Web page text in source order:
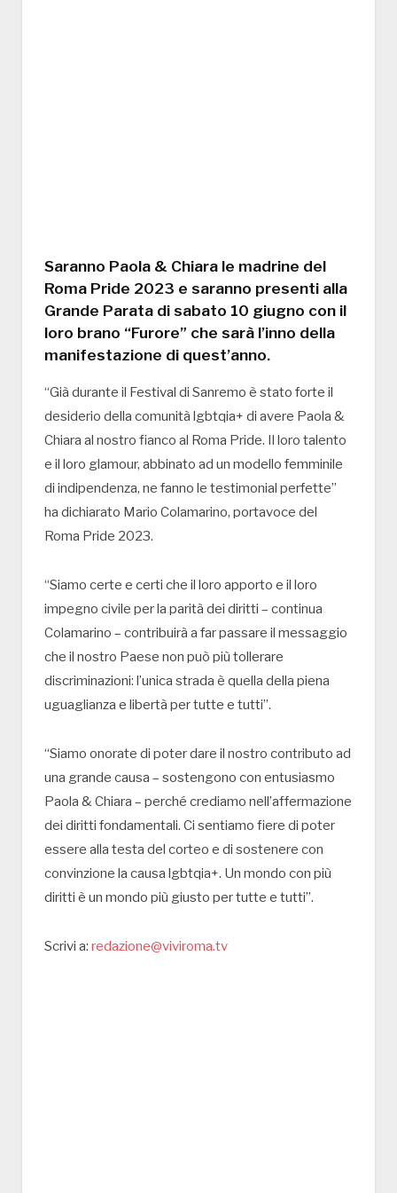
Saranno Paola & Chiara le madrine del
Roma Pride 2023 e saranno presenti alla
Grande Parata di sabato 10 giugno con il
loro brano “Furore” che sarà l’inno della
manifestazione di quest’anno.
“Già durante il Festival di Sanremo è stato forte il
desiderio della comunità lgbtqia+ di avere Paola &
Chiara al nostro fianco al Roma Pride. Il loro talento
e il loro glamour, abbinato ad un modello femminile
di indipendenza, ne fanno le testimonial perfette”
ha dichiarato Mario Colamarino, portavoce del
Roma Pride 2023.
“Siamo certe e certi che il loro apporto e il loro
impegno civile per la parità dei diritti – continua
Colamarino – contribuirà a far passare il messaggio
che il nostro Paese non può più tollerare
discriminazioni: l’unica strada è quella della piena
uguaglianza e libertà per tutte e tutti”.
“Siamo onorate di poter dare il nostro contributo ad
una grande causa – sostengono con entusiasmo
Paola & Chiara – perché crediamo nell’affermazione
dei diritti fondamentali. Ci sentiamo fiere di poter
essere alla testa del corteo e di sostenere con
convinzione la causa lgbtqia+. Un mondo con più
diritti è un mondo più giusto per tutte e tutti”.
Scrivi a: redazione@viviroma.tv